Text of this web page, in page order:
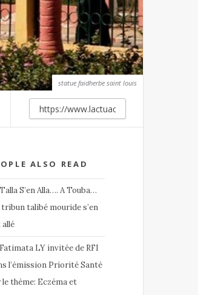
statue faidherbe saint louis
ALSO READ
S’en Alla…. A Touba…
tribun talibé mouride s’en
LY invitée de RFI
l’émission Priorité Santé
le thème: Eczéma et